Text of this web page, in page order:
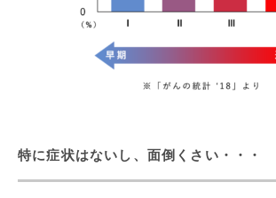
腹部超音波スクリーニング検査
国保特定健診の電話予約はこちら
特に症状はないし、面倒くさい・・・